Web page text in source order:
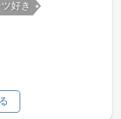
好き